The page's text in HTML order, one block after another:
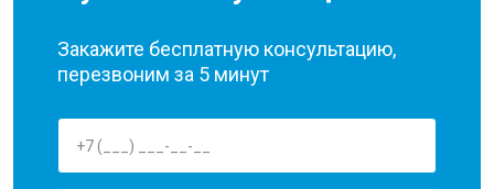
Закажите бесплатную консультацию,
перезвоним за 5 минут